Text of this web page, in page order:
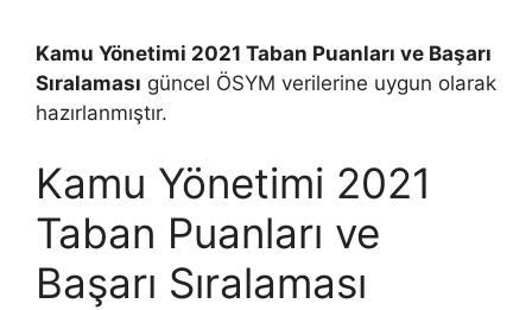
Kamu Yönetimi 2021 Taban Puanları ve Başarı
Sıralaması güncel ÖSYM verilerine uygun olarak
hazırlanmıştır.
Kamu Yönetimi 2021
Taban Puanları ve
Başarı Sıralaması